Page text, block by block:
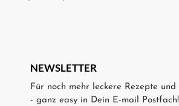
NEWSLETTER
Für noch mehr leckere Rezepte
- ganz easy in Dein E-mail Postfach!